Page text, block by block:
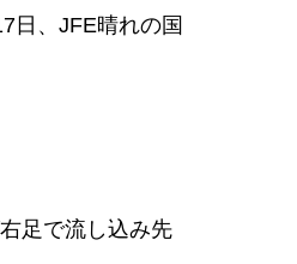
日、JFE晴れの国
足で流し込み先